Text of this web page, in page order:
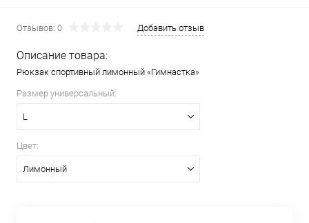
Отзывов: 0 Добавить отзыв
Описание товара:
Рюкзак спортивный лимонный «Гимнастка»
Размер универсальный:
L
Цвет:
Лимонный